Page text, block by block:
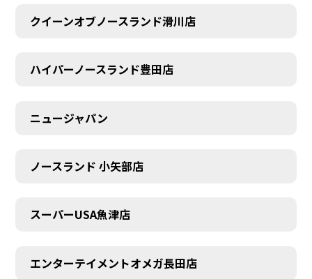
クイーンオブノースランド滑川店
ハイパーノースランド豊田店
ニュージャパン
ノースランド 小矢部店
スーパーUSA魚津店
エンターテイメントオメガ長田店